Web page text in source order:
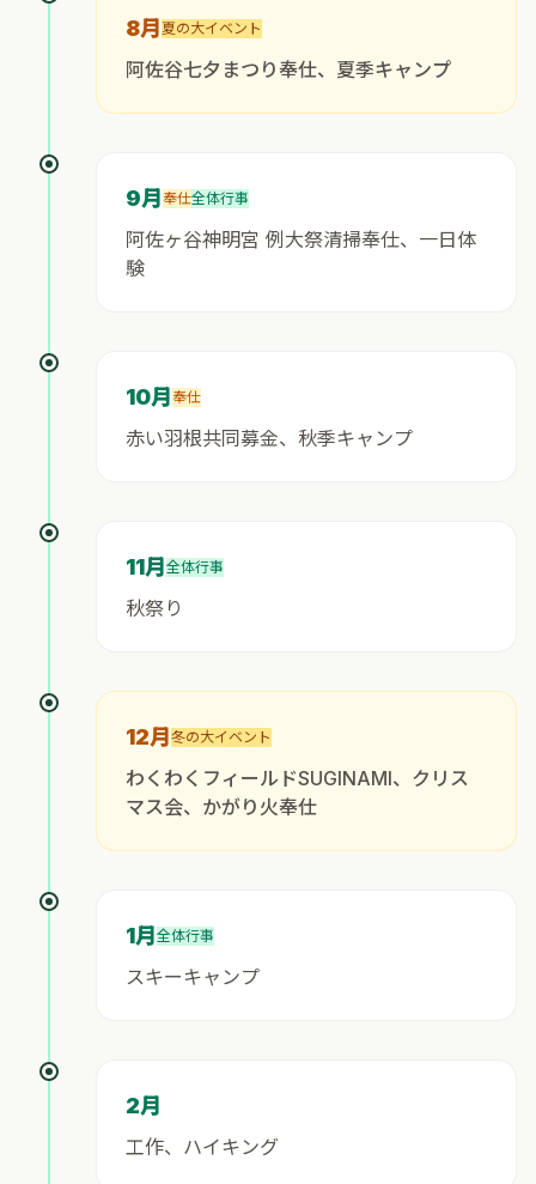
8月 夏の大イベント
阿佐谷七夕まつり奉仕、夏季キャンプ
9月 奉仕全体行事
阿佐ヶ谷神明宮 例大祭清掃奉仕、一日体
験
10月 奉仕
赤い羽根共同募金、秋季キャンプ
11月 全体行事
秋祭り
12月 冬の大イベント
わくわくフィールドSUGINAMI、クリス
マス会、かがり火奉仕
1月 全体行事
スキーキャンプ
2月
工作、ハイキング